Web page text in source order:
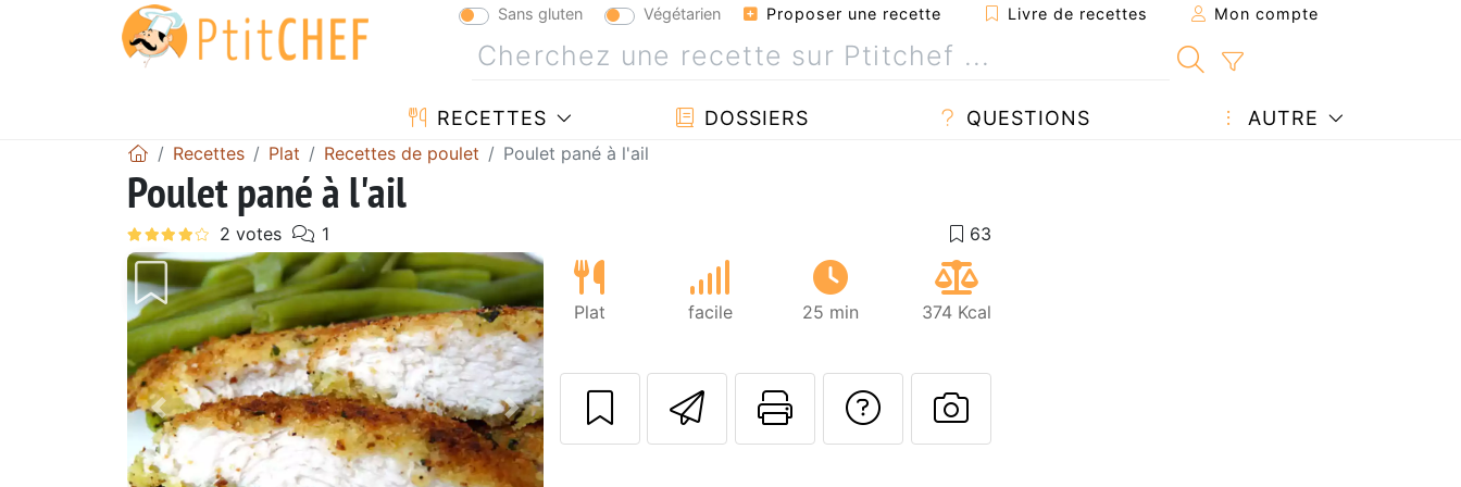
Sans gluten Végétarien Proposer une recette Livre de recettes Mon compte
RECETTES DOSSIERS QUESTIONS AUTRE
Recettes Plat Recettes de poulet Poulet pané à l'ail
Poulet pané à l'ail
Précédent Suivant
Plat facile 25 min 374 Kcal
Envoyer cette recette à un ami
Imprimer cette page
Poser une question à l'auteur
Publier votre photo de cette